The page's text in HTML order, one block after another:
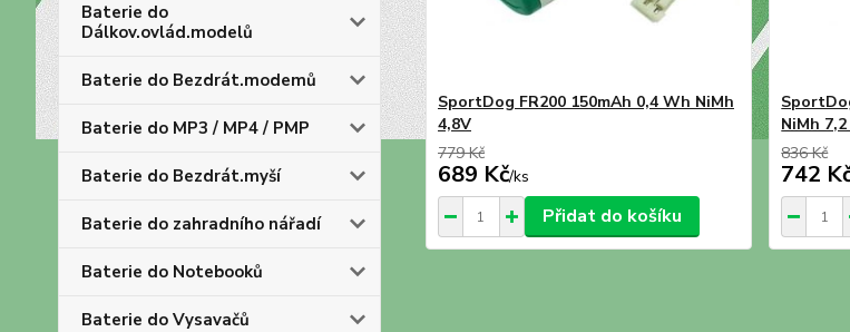
Baterie do
Dálkov.ovlád.modelů
Baterie do Bezdrát.modemů
Baterie do MP3 / MP4 / PMP
Baterie do Bezdrát.myší
Baterie do zahradního nářadí
Baterie do Notebooků
Baterie do Vysavačů
SportDog FR200 150mAh 0,4 Wh NiMh
4,8V
779 Kč
689 Kč/ks
Přidat do košíku
NiMh
836 Kč
742